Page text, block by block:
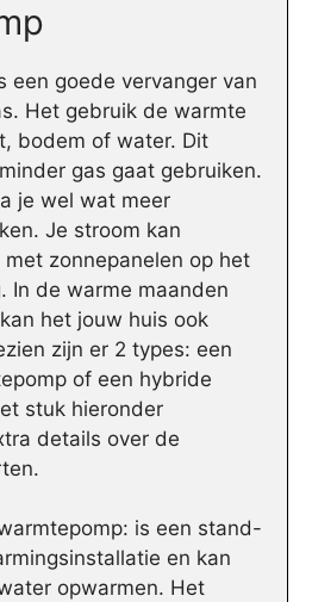
een goede vervanger van
Het gebruik de warmte
bodem of water. Dit
gas gaat gebruiken.
je wel wat meer
Je stroom kan
zonnepanelen op het
In de warme maanden
het jouw huis ook
zijn er 2 types: een
of een hybride
stuk hieronder
details over de
is een stand-
en kan
opwarmen. Het